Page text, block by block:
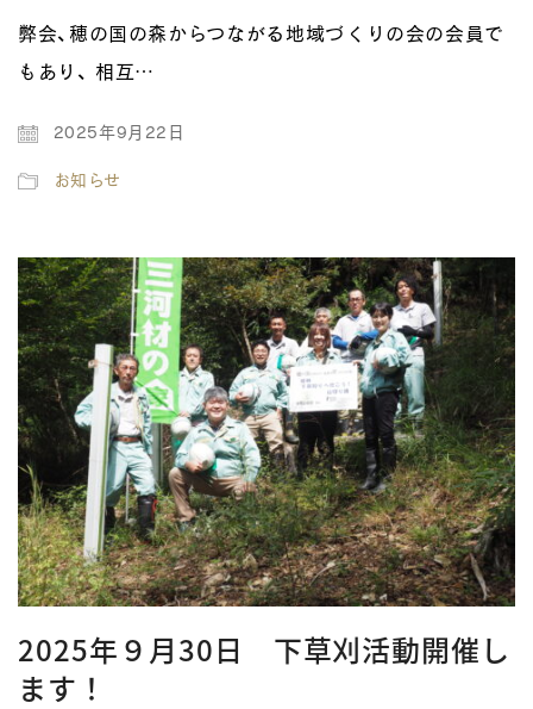
弊会、穂の国の森からつながる地域づくりの会の会員で
もあり、 相互…
2025年9月22日
お知らせ
2025年９月30日 下草刈活動開催し
ます！